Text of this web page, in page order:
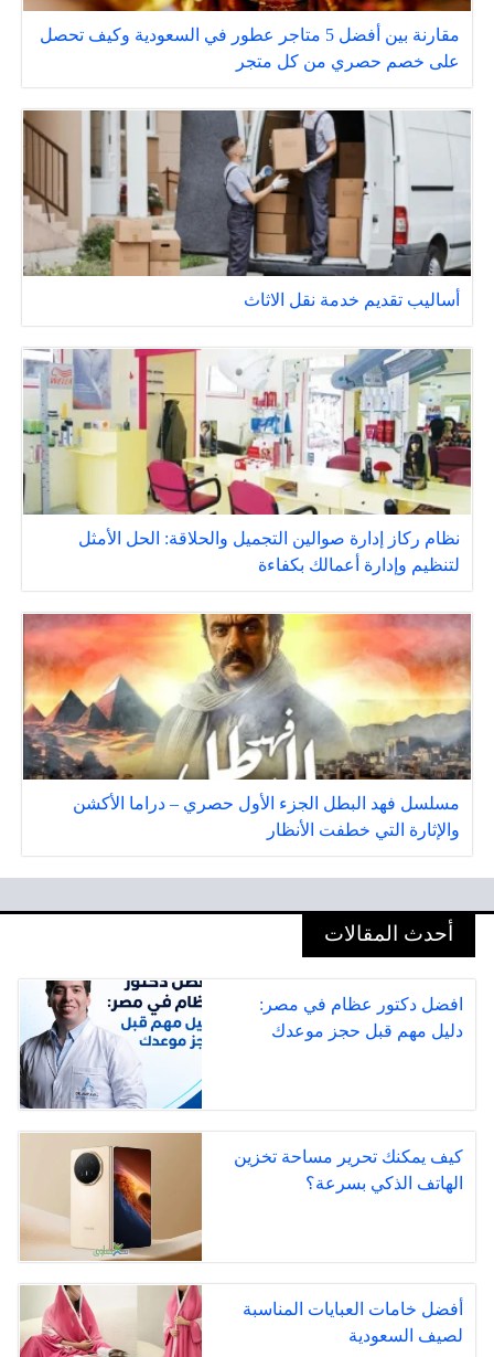
مقارنة بين أفضل 5 متاجر عطور في السعودية وكيف تحصل
على خصم حصري من كل متجر
أساليب تقديم خدمة نقل الاثاث
نظام ركاز إدارة صوالين التجميل والحلاقة: الحل الأمثل
لتنظيم وإدارة أعمالك بكفاءة
مسلسل فهد البطل الجزء الأول حصري – دراما الأكشن
والإثارة التي خطفت الأنظار
أحدث المقالات
افضل دكتور عظام في مصر:
دليل مهم قبل حجز موعدك
كيف يمكنك تحرير مساحة تخزين
الهاتف الذكي بسرعة؟
أفضل خامات العبايات المناسبة
لصيف السعودية